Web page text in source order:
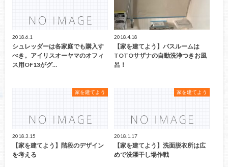
2018.6.1
シュレッダーは各家庭でも購入す
べき。アイリスオーヤマのオフィ
ス用OF13がグ…
2018.4.18
【家を建てよう】バスルームは
TOTOサザナの自動洗浄つきお風
呂！
家を建てよう
2018.3.15
【家を建てよう】階段のデザイン
を考える
家を建てよう
2018.1.17
【家を建てよう】洗面脱衣所は広
めで洗濯干し場作戦